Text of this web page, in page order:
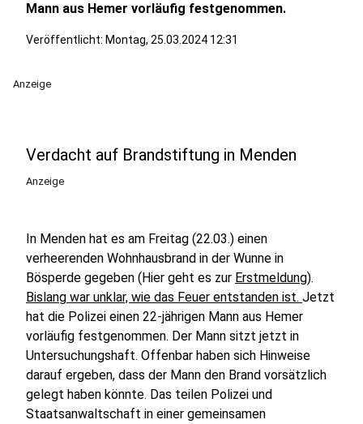
Mann aus Hemer vorläufig festgenommen.
Veröffentlicht: Montag, 25.03.2024 12:31
Anzeige
Verdacht auf Brandstiftung in Menden
Anzeige
In Menden hat es am Freitag (22.03.) einen
verheerenden Wohnhausbrand in der Wunne in
Bösperde gegeben (Hier geht es zur Erstmeldung).
Bislang war unklar, wie das Feuer entstanden ist. Jetzt
hat die Polizei einen 22-jährigen Mann aus Hemer
vorläufig festgenommen. Der Mann sitzt jetzt in
Untersuchungshaft. Offenbar haben sich Hinweise
darauf ergeben, dass der Mann den Brand vorsätzlich
gelegt haben könnte. Das teilen Polizei und
Staatsanwaltschaft in einer gemeinsamen